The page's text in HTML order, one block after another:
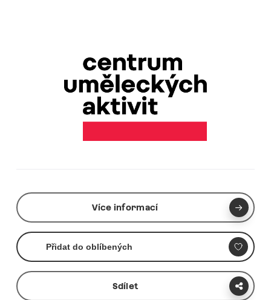
Více informací
Přidat do oblíbených
Sdílet